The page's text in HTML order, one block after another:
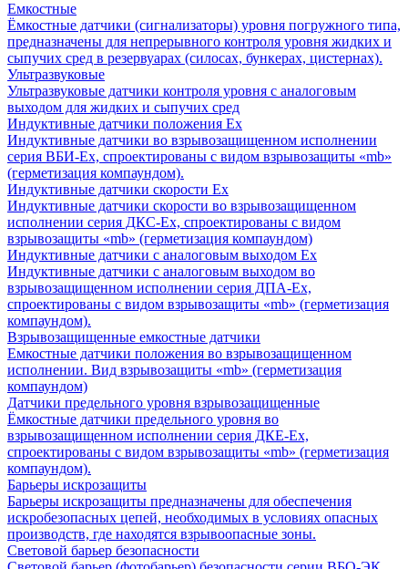
Емкостные
Ёмкостные датчики (сигнализаторы) уровня погружного типа,
предназначены для непрерывного контроля уровня жидких и
сыпучих сред в резервуарах (силосах, бункерах, цистернах).
Ультразвуковые
Ультразвуковые датчики контроля уровня с аналоговым
выходом для жидких и сыпучих сред
Индуктивные датчики положения Ех
Индуктивные датчики во взрывозащищенном исполнении
серия ВБИ-Ех, спроектированы с видом взрывозащиты «mb»
(герметизация компаундом).
Индуктивные датчики скорости Ех
Индуктивные датчики скорости во взрывозащищенном
исполнении серия ДКС-Ех, спроектированы с видом
взрывозащиты «mb» (герметизация компаундом)
Индуктивные датчики с аналоговым выходом Ех
Индуктивные датчики с аналоговым выходом во
взрывозащищенном исполнении серия ДПА-Ех,
спроектированы с видом взрывозащиты «mb» (герметизация
компаундом).
Взрывозащищенные емкостные датчики
Емкостные датчики положения во взрывозащищенном
исполнении. Вид взрывозащиты «mb» (герметизация
компаундом)
Датчики предельного уровня взрывозащищенные
Ёмкостные датчики предельного уровня во
взрывозащищенном исполнении серия ДКЕ-Ех,
спроектированы с видом взрывозащиты «mb» (герметизация
компаундом).
Барьеры искрозащиты
Барьеры искрозащиты предназначены для обеспечения
искробезопасных цепей, необходимых в условиях опасных
производств, где находятся взрывоопасные зоны.
Световой барьер безопасности